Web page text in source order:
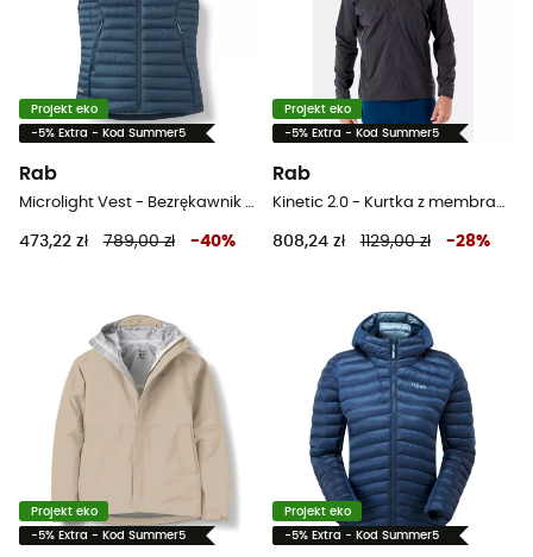
Projekt eko
-5% Extra - Kod Summer5
Rab
Microlight Vest - Bezrękawnik puchowy damski
473,22 zł 789,00 zł -40%
Projekt eko
-5% Extra - Kod Summer5
Rab
Kinetic 2.0 - Kurtka z membraną meska
808,24 zł 1129,00 zł -28%
Projekt eko
-5% Extra - Kod Summer5
Projekt eko
-5% Extra - Kod Summer5